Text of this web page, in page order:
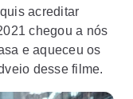
acreditar
chegou a nós
e aqueceu os
desse filme.